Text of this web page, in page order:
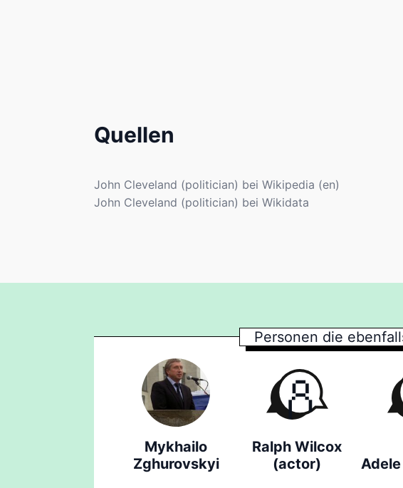
Quellen
John Cleveland (politician) bei Wikipedia (en)
John Cleveland (politician) bei Wikidata
Personen die
Mykhailo
Zghurovskyi
Ralph Wilcox
(actor)